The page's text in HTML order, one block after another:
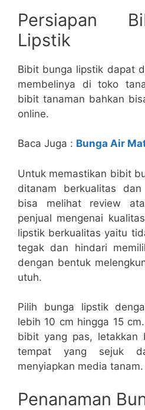
Persiapan
Lipstik
Bibit bunga lipstik dapat
membelinya di toko
bibit tanaman bahkan
online.
Baca Juga : Bunga Air
Untuk memastikan bibit
ditanam berkualitas
bisa melihat review
penjual mengenai
lipstik berkualitas yaitu
tegak dan hindari
dengan bentuk
utuh.
Pilih bunga lipstik
lebih 10 cm hingga 15
bibit yang pas, letakkan
tempat yang sejuk
menyiapkan media tanam.
Penanaman